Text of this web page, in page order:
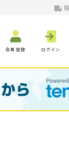
会員登録 ログイン